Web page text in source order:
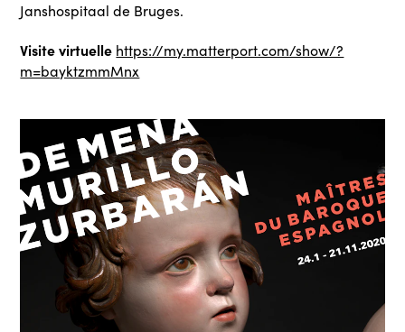
Janshospitaal de Bruges.
Visite virtuelle https://my.matterport.com/show/?
m=bayktzmmMnx